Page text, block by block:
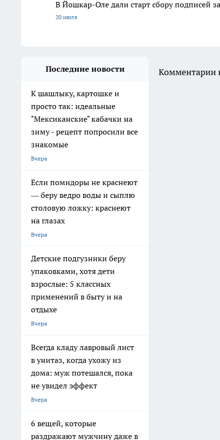
В Йошкар-Оле дали старт сбору подписей
20 июля
Последние новости
К шашлыку, картошке и
просто так: идеальные
"Мексиканские" кабачки на
зиму - рецепт попросили все
знакомые
Вчера
Если помидоры не краснеют
— беру ведро воды и сыплю
столовую ложку: краснеют
на глазах
Вчера
Детские подгузники беру
упаковками, хотя дети
взрослые: 5 классных
применений в быту и на
отдыхе
Вчера
Всегда кладу лавровый лист
в унитаз, когда ухожу из
дома: муж потешался, пока
не увидел эффект
Вчера
6 вещей, которые
раздражают мужчину даже в
Комментарии